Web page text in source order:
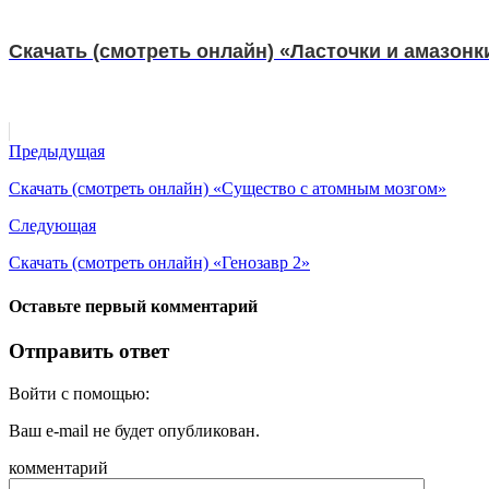
Скачать (смотреть онлайн) «Ласточки и
Предыдущая
Скачать (смотреть онлайн) «Существо с атомным мозгом»
Следующая
Скачать (смотреть онлайн) «Генозавр 2»
Оставьте первый комментарий
Отправить ответ
Войти с помощью:
Ваш e-mail не будет опубликован.
комментарий